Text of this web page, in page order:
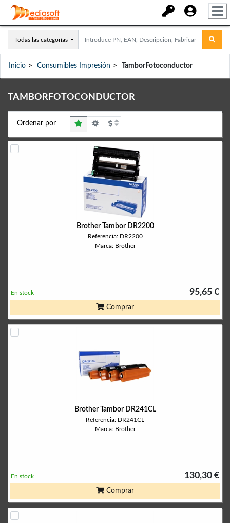
Todas las categorías
Inicio Consumibles Impresión TamborFotoconductor
TAMBORFOTOCONDUCTOR
Ordenar por
Brother Tambor DR2200
Referencia: DR2200
Marca: Brother
95,65 €
En stock
Comprar
Brother Tambor DR241CL
Referencia: DR241CL
Marca: Brother
130,30 €
En stock
Comprar